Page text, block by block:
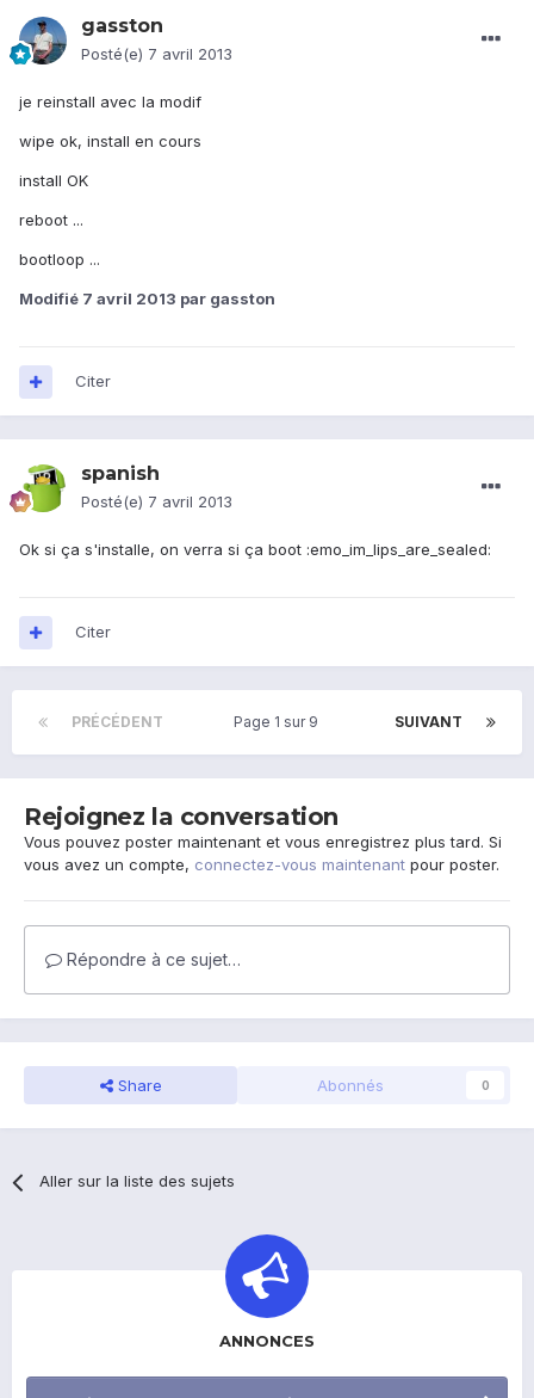
gasston
Posté(e) 7 avril 2013
je reinstall avec la modif
wipe ok, install en cours
install OK
reboot ...
bootloop ...
Modifié 7 avril 2013 par gasston
Citer
spanish
Posté(e) 7 avril 2013
Ok si ça s'installe, on verra si ça boot :emo_im_lips_are_sealed:
Citer
PRÉCÉDENT SUIVANT
Page 1 sur 9
Rejoignez la conversation
Vous pouvez poster maintenant et vous enregistrez plus tard. Si
vous avez un compte, connectez-vous maintenant pour poster.
Répondre à ce sujet…
Share Abonnés 0
Aller sur la liste des sujets
ANNONCES